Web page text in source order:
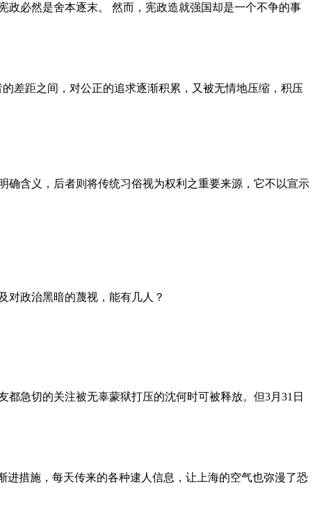
政必然是舍本逐末。 然而，宪政造就强国却是一个不争的事
差距之间，对公正的追求逐渐积累，又被无情地压缩，积压
确含义，后者则将传统习俗视为权利之重要来源，它不以宣示
对政治黑暗的蔑视，能有几人？
急切的关注被无辜蒙狱打压的沈何时可被释放。但3月31日
措施，每天传来的各种逮人信息，让上海的空气也弥漫了恐